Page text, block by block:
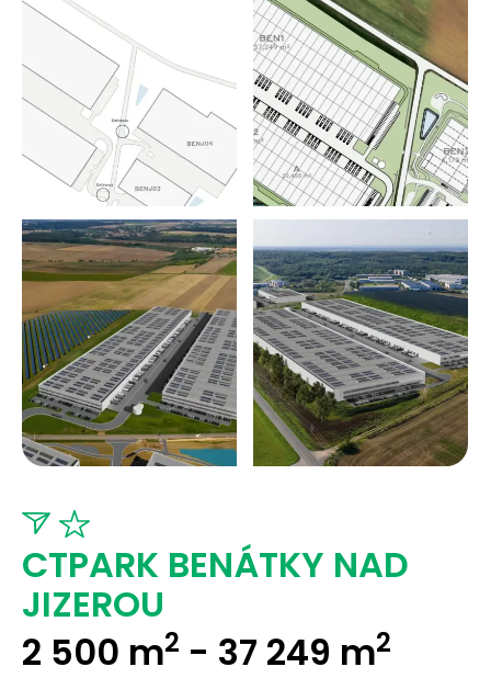
CTPARK BENÁTKY NAD
JIZEROU
2 500 m2 - 37 249 m2